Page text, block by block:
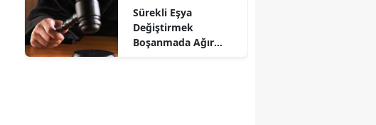
Sürekli Eşya
Değiştirmek
Boşanmada Ağır